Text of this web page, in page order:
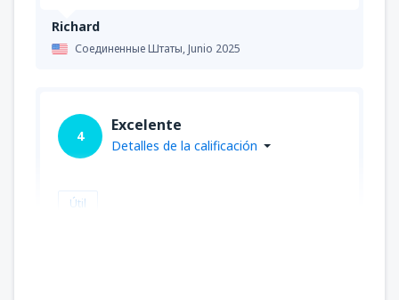
Richard
Соединенные Штаты,Junio 2025
4
Excelente
Detalles de la calificación
Útil